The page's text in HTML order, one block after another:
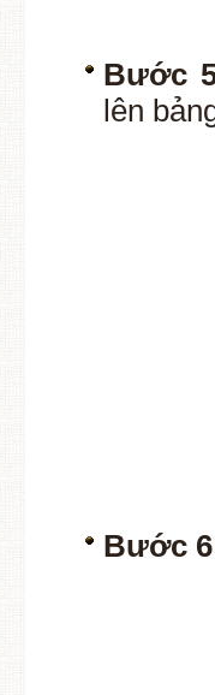
Bước
lên
Bước